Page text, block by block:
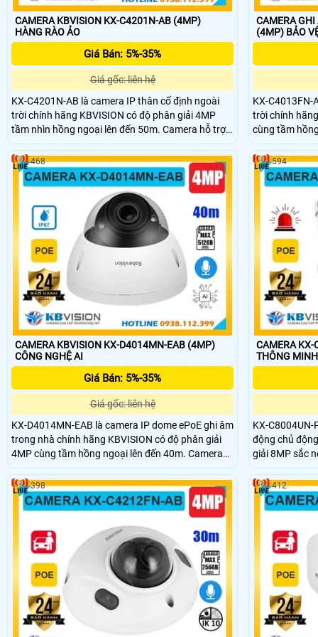
CAMERA KBVISION KX-C4201N-AB (4MP)
HÀNG RÀO ẢO
Giá Bán: 5%-35%
Giá gốc: liên hệ
KX-C4201N-AB là camera IP thân cố định ngoài
trời chính hãng KBVISION có độ phân giải 4MP
tầm nhìn hồng ngoại lên đến 50m. Camera hỗ trợ
khe cắm thẻ nhớ tối đa 256GB, tích hợp micro ghi
âm và khả năng phân biệt người và xe thông minh.
Với thiết kế vỏ kim loại chuẩn IP67, hỗ trợ POE đây
là lựa chọn giá rẻ phù hợp cho mọi nhu cầu giám
sát an ninh hiệu quả ngoài trời và trong nhà.
CAMERA
(4MP)
KX-C4013FN-
trời chính
cùng tầm
Camera tích
micro ghi âm,
trợ POE tiện
đạt chuẩn
AB là lựa
ngoài trời.
CAMERA KBVISION KX-D4014MN-EAB (4MP)
CÔNG NGHỆ AI
Giá Bán: 5%-35%
Giá gốc: liên hệ
KX-D4014MN-EAB là camera IP dome ePoE ghi âm
trong nhà chính hãng KBVISION có độ phân giải
4MP cùng tầm hồng ngoại lên đến 40m. Camera
hỗ trợ khe thẻ nhớ dung lượng tối đa 512GB và
tích hợp nhiều công nghệ AI thông minh như phân
biệt người, xe. Camera đạt chuẩn bảo vệ IP67
chống bụi nước, IK10 chống va đập, phù hợp cho
các môi trường giám sát chuyên nghiệp.
468
CAMERA KX-
THÔNG MINH
KX-C8004UN-
động chủ
giải 8MP sắc
Full Color với
Camera hỗ
lên đến
hợp POE tiện
cửa hàng.
594
398 412